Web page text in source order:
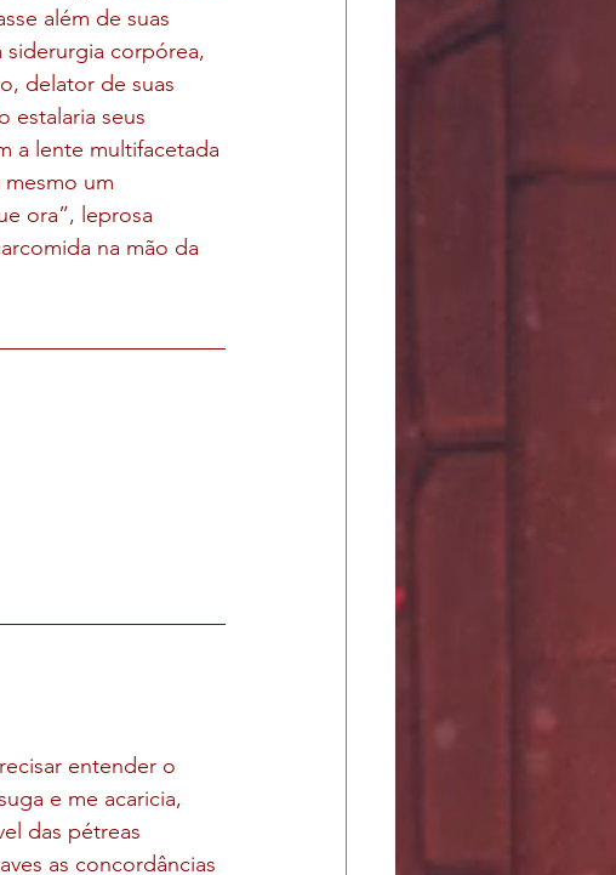
além de suas
siderurgia corpórea,
delator de suas
estalaria seus
a lente multifacetada
um
ora”, leprosa
na mão da
entender o
e me acaricia,
das pétreas
as concordâncias